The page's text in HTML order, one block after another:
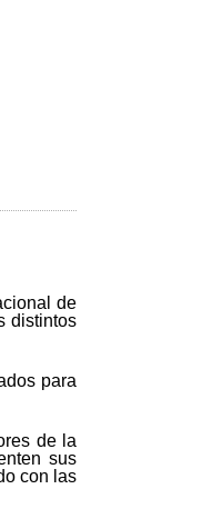
de
distintos
para
de la
sus
con las